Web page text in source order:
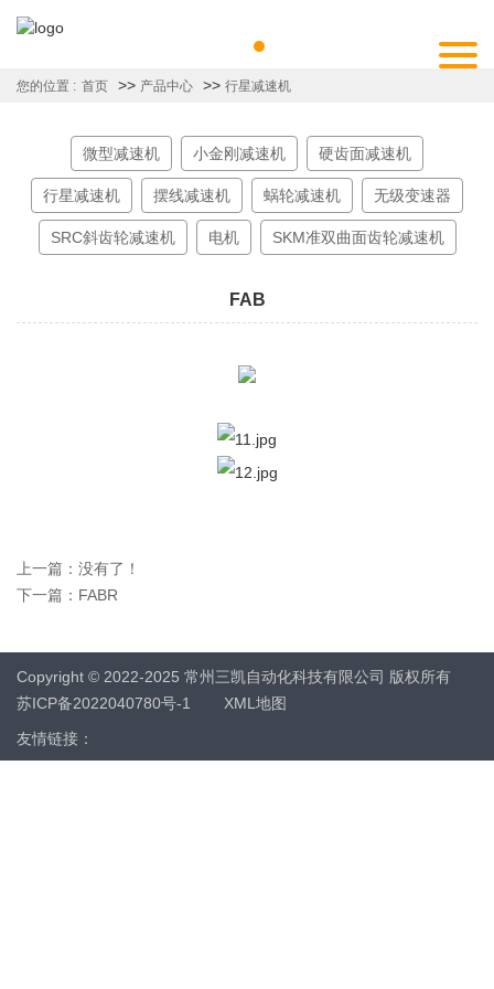
您的位置 : 首页 >> 产品中心 >> 行星减速机
微型减速机 小金刚减速机 硬齿面减速机
行星减速机 摆线减速机 蜗轮减速机 无级变速器
SRC斜齿轮减速机 电机 SKM准双曲面齿轮减速机
FAB
上一篇：没有了！
下一篇： FABR
Copyright © 2022-2025 常州三凯自动化科技有限公司 版权所有
苏ICP备2022040780号-1
XML地图
友情链接：